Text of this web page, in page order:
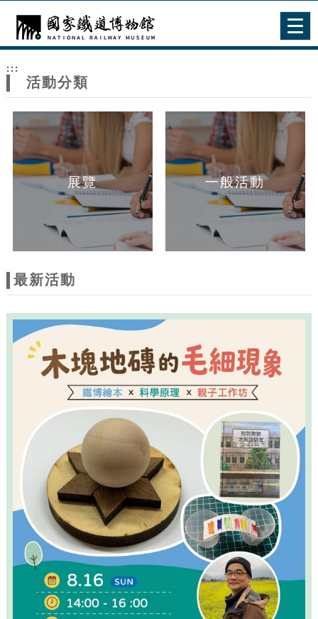
網
站
主
題
:::
活動分類
展覽 一般活動
最新活動